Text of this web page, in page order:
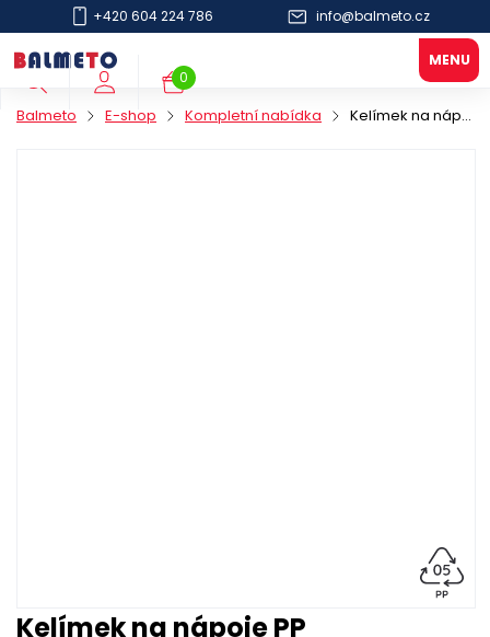
+420 604 224 786 info@balmeto.cz
0
Balmeto E-shop Kompletní nabídka Kelímek na nápoje PP 500ml/95mm
Kelímek na nápoje PP